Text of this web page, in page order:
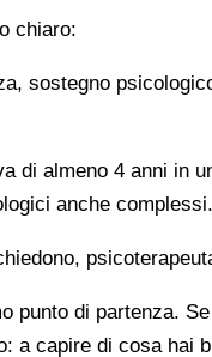
chiaro:
sostegno
di almeno 4 anni in
anche complessi.
di partenza.
a capire di cosa hai